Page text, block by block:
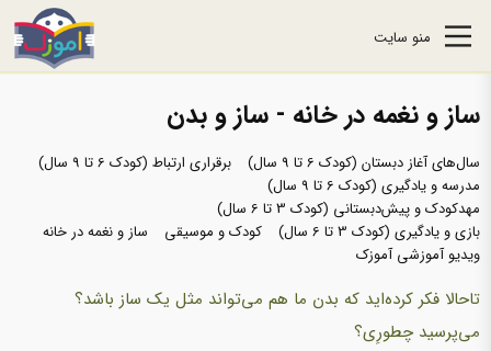
منو سایت
ساز و نغمه در خانه - ساز و بدن
سال‌های آغاز دبستان (کودک 6 تا 9 سال)
برقراری ارتباط (کودک 6 تا 9 سال)
مدرسه و یادگیری (کودک 6 تا 9 سال)
مهدکودک و پیش‌دبستانی (کودک 3 تا 6 سال)
بازی و یادگیری (کودک 3 تا 6 سال)
کودک و موسیقی
ساز و نغمه در خانه
ویدیو آموزشی آموزک
تاحالا فکر کرده‌اید که بدن ما هم می‌تواند مثل یک ساز باشد؟
می‌پرسید چطورِی؟